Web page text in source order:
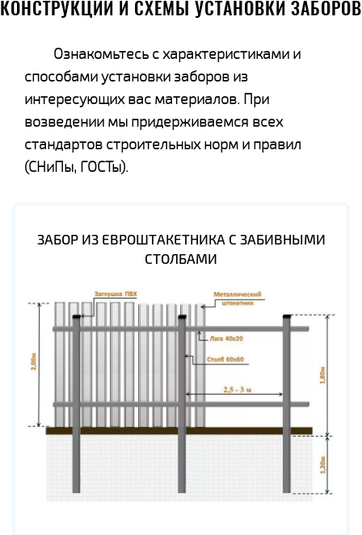
КОНСТРУКЦИИ И СХЕМЫ УСТАНОВКИ ЗАБОРОВ
Ознакомьтесь с характеристиками и
способами установки заборов из
интересующих вас материалов. При
возведении мы придерживаемся всех
стандартов строительных норм и правил
(СНиПы, ГОСТы).
ЗАБОР ИЗ ЕВРОШТАКЕТНИКА С ЗАБИВНЫМИ
СТОЛБАМИ